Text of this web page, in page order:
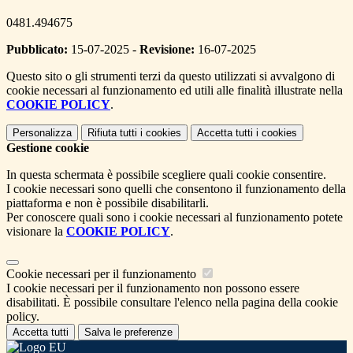
0481.494675
Pubblicato: 15-07-2025 - Revisione: 16-07-2025
Questo sito o gli strumenti terzi da questo utilizzati si avvalgono di
cookie necessari al funzionamento ed utili alle finalità illustrate nella
COOKIE POLICY.
Personalizza Rifiuta tutti i cookies Accetta tutti i cookies
Gestione cookie
In questa schermata è possibile scegliere quali cookie consentire.
I cookie necessari sono quelli che consentono il funzionamento della
piattaforma e non è possibile disabilitarli.
Per conoscere quali sono i cookie necessari al funzionamento potete
visionare la COOKIE POLICY.
Cookie necessari per il funzionamento
I cookie necessari per il funzionamento non possono essere
disabilitati. È possibile consultare l'elenco nella pagina della cookie
policy.
Accetta tutti Salva le preferenze